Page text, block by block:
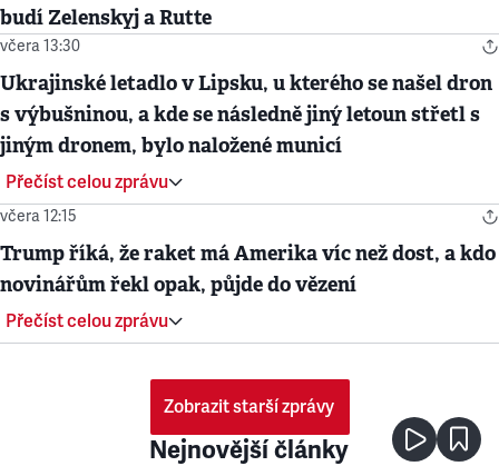
budí Zelenskyj a Rutte
včera 13:30
Ukrajinské letadlo v Lipsku, u kterého se našel dron
s výbušninou, a kde se následně jiný letoun střetl s
jiným dronem, bylo naložené municí
Přečíst celou zprávu
včera 12:15
Trump říká, že raket má Amerika víc než dost, a kdo
novinářům řekl opak, půjde do vězení
Přečíst celou zprávu
Zobrazit starší zprávy
Nejnovější články